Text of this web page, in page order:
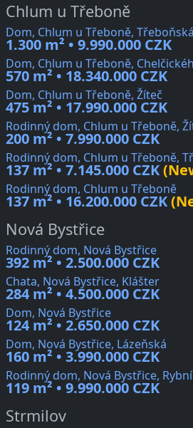
Chlum u Třeboně
Dom, Chlum u Třeboně, Třeboňská
1.300 m² • 9.990.000 CZK
Dom, Chlum u Třeboně,
570 m² • 18.340.000 CZK
Dom, Chlum u Třeboně, Žíteč
475 m² • 17.990.000 CZK
Rodinný dom, Chlum u Třeboně,
200 m² • 7.990.000 CZK
Rodinný dom, Chlum u Třeboně,
137 m² • 7.145.000 CZK
Rodinný dom, Chlum u Třeboně
137 m² • 16.200.000 CZK
Nová Bystřice
Rodinný dom, Nová Bystřice
392 m² • 2.500.000 CZK
Chata, Nová Bystřice, Klášter
284 m² • 4.500.000 CZK
Dom, Nová Bystřice
124 m² • 2.650.000 CZK
Dom, Nová Bystřice, Lázeňská
160 m² • 3.990.000 CZK
Rodinný dom, Nová Bystřice, Rybní
119 m² • 9.990.000 CZK
Strmilov